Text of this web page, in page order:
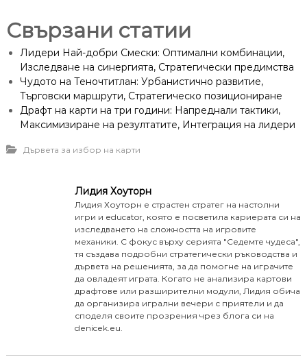
Свързани статии
Лидери Най-добри Смески: Оптимални комбинации,
Изследване на синергията, Стратегически предимства
Чудото на Теночтитлан: Урбанистично развитие,
Търговски маршрути, Стратегическо позициониране
Драфт на карти на три години: Напреднали тактики,
Максимизиране на резултатите, Интеграция на лидери
Дървета за избор на карти
Лидия Хоуторн
Лидия Хоуторн е страстен стратег на настолни
игри и educator, която е посветила кариерата си на
изследването на сложността на игровите
механики. С фокус върху серията "Седемте чудеса",
тя създава подробни стратегически ръководства и
дървета на решенията, за да помогне на играчите
да овладеят играта. Когато не анализира картови
драфтове или разширителни модули, Лидия обича
да организира игрални вечери с приятели и да
споделя своите прозрения чрез блога си на
denicek.eu.